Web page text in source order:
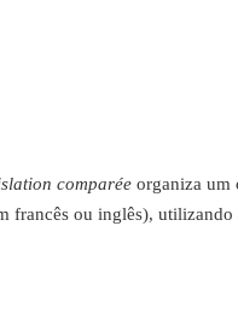
comparée organiza um
francês ou inglês),